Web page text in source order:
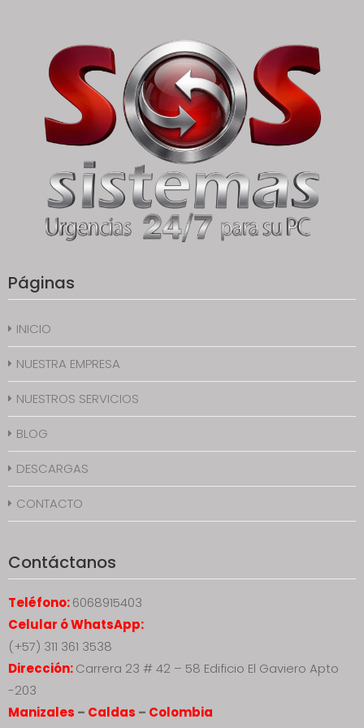
Páginas
INICIO
NUESTRA EMPRESA
NUESTROS SERVICIOS
BLOG
DESCARGAS
CONTACTO
Contáctanos
Teléfono:6068915403
Celular ó WhatsApp:
(+57) 311 361 3538
Dirección:Carrera 23 # 42 – 58 Edificio El Gaviero Apto
-203
Manizales – Caldas – Colombia